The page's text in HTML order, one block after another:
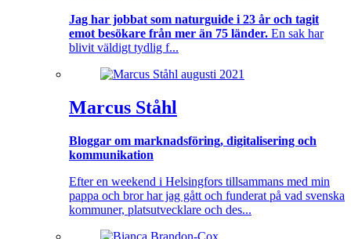
Jag har jobbat som naturguide i 23 år och tagit
emot besökare från mer än 75 länder. En sak har
blivit väldigt tydlig f...
Marcus Ståhl
Bloggar om marknadsföring, digitalisering och
kommunikation
Efter en weekend i Helsingfors tillsammans med min
pappa och bror har jag gått och funderat på vad svenska
kommuner, platsutvecklare och des...